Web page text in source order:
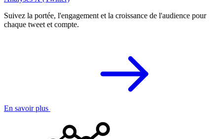
Suivez la portée, l'engagement et la croissance de l'audience pour
chaque tweet et compte.
En savoir plus